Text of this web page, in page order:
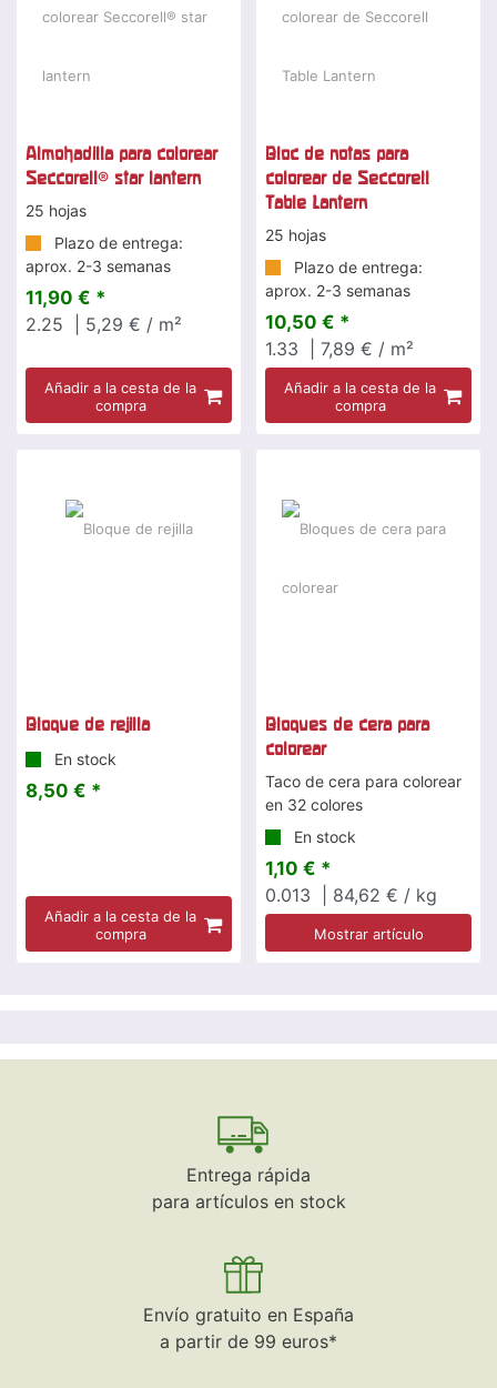
Almohadilla para colorear
Seccorell® star lantern
25 hojas
Plazo de entrega:
aprox. 2-3 semanas
11,90 € *
2.25
| 5,29 € / m²
Añadir a la cesta de la
compra
Bloc de notas para
colorear de Seccorell
Table Lantern
25 hojas
Plazo de entrega:
aprox. 2-3 semanas
10,50 € *
1.33
| 7,89 € / m²
Añadir a la cesta de la
compra
Bloque de rejilla
En stock
8,50 € *
Añadir a la cesta de la
compra
Bloques de cera para
colorear
Taco de cera para colorear
en 32 colores
En stock
1,10 € *
0.013
| 84,62 € / kg
Mostrar artículo
Entrega rápida
para artículos en stock
Envío gratuito en España
a partir de 99 euros*